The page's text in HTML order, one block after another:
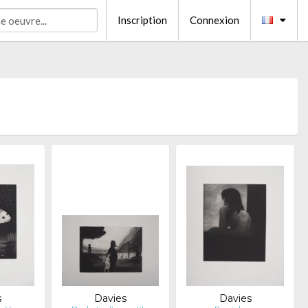
Inscription Connexion
Davies Davies